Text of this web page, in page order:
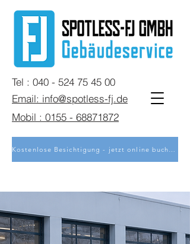
Mobil : 0155 - 68871872
Tel : 040 - 524 75 45 00
Email: info@spotless-fj.de
Kostenlose Besichtigung - jetzt online buchen